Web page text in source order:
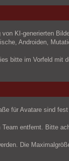
KI-generierten
Androiden,
bitte im Vorfeld
für Avatare sind
entfernt. Bitte
Die